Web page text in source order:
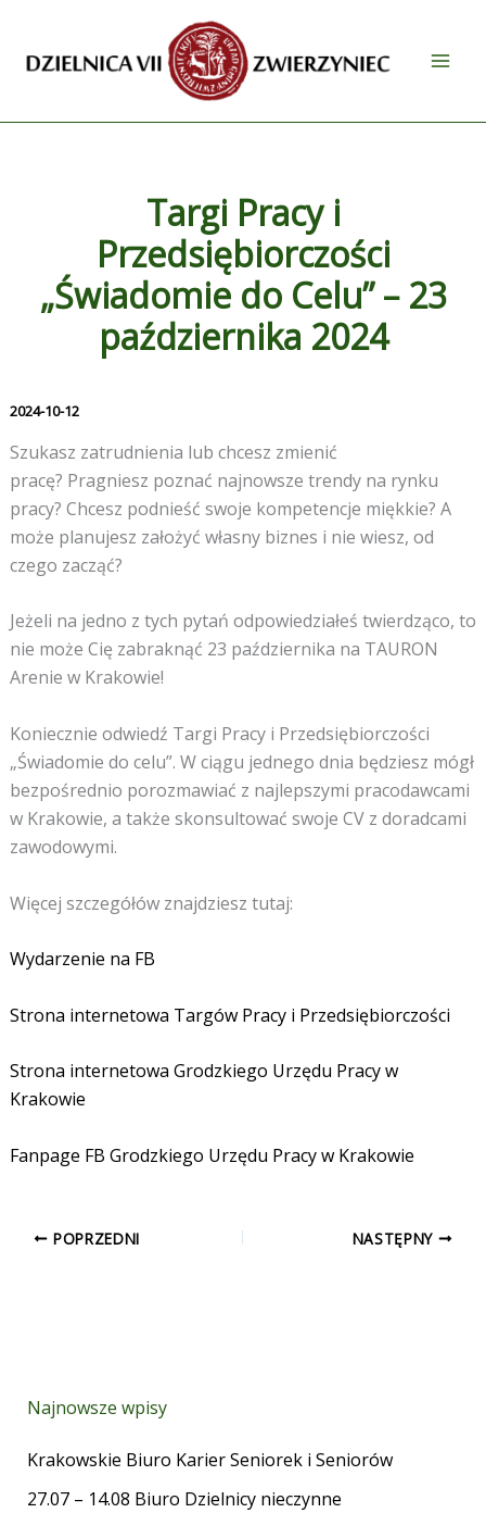
treści
Targi Pracy i
Przedsiębiorczości
„Świadomie do Celu” – 23
października 2024
2024-10-12
Szukasz zatrudnienia lub chcesz zmienić
pracę? Pragniesz poznać najnowsze trendy na rynku
pracy? Chcesz podnieść swoje kompetencje miękkie? A
może planujesz założyć własny biznes i nie wiesz, od
czego zacząć?
Jeżeli na jedno z tych pytań odpowiedziałeś twierdząco, to
nie może Cię zabraknąć 23 października na TAURON
Arenie w Krakowie!
Koniecznie odwiedź Targi Pracy i Przedsiębiorczości
„Świadomie do celu”. W ciągu jednego dnia będziesz mógł
bezpośrednio porozmawiać z najlepszymi pracodawcami
w Krakowie, a także skonsultować swoje CV z doradcami
zawodowymi.
Więcej szczegółów znajdziesz tutaj:
Wydarzenie na FB
Strona internetowa Targów Pracy i Przedsiębiorczości
Strona internetowa Grodzkiego Urzędu Pracy w
Krakowie
Fanpage FB Grodzkiego Urzędu Pracy w Krakowie
POPRZEDNI NASTĘPNY
Najnowsze wpisy
Krakowskie Biuro Karier Seniorek i Seniorów
27.07 – 14.08 Biuro Dzielnicy nieczynne